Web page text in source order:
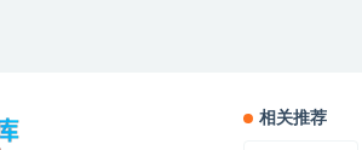
相关推荐